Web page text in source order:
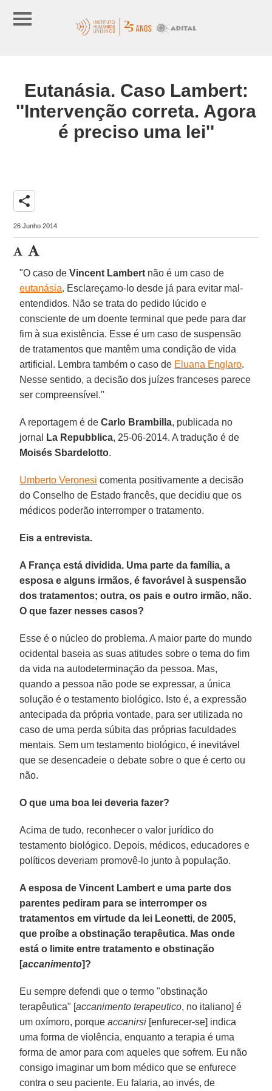
Eutanásia. Caso Lambert:
''Intervenção correta. Agora
é preciso uma lei''
share
26 Junho 2014
"O caso deVincent Lambert não é um caso de
eutanásia. Esclareçamo-lo desde já para evitar mal-
entendidos. Não se trata do pedido lúcido e
consciente de um doente terminal que pede para dar
fim à sua existência. Esse é um caso de suspensão
de tratamentos que mantêm uma condição de vida
artificial. Lembra também o caso de Eluana Englaro.
Nesse sentido, a decisão dos juízes franceses parece
ser compreensível."
A reportagem é deCarlo Brambilla, publicada no
jornal
La Repubblica, 25-06-2014. A tradução é de
Moisés Sbardelotto.
Umberto Veronesi comenta positivamente a decisão
do Conselho de Estado francês, que decidiu que os
médicos poderão interromper o tratamento.
Eis a entrevista.
A França está dividida. Uma parte da família, a
esposa e alguns irmãos, é favorável à suspensão
dos tratamentos; outra, os pais e outro irmão, não.
O que fazer nesses casos?
Esse é o núcleo do problema. A maior parte do mundo
ocidental baseia as suas atitudes sobre o tema do fim
da vida na autodeterminação da pessoa. Mas,
quando a pessoa não pode se expressar, a única
solução é o testamento biológico. Isto é, a expressão
antecipada da própria vontade, para ser utilizada no
caso de uma perda súbita das próprias faculdades
mentais. Sem um testamento biológico, é inevitável
que se desencadeie o debate sobre o que é certo ou
não.
O que uma boa lei deveria fazer?
Acima de tudo, reconhecer o valor jurídico do
testamento biológico. Depois, médicos, educadores e
políticos deveriam promovê-lo junto à população.
A esposa de Vincent Lambert e uma parte dos
parentes pediram para se interromper os
tratamentos em virtude da lei Leonetti, de 2005,
que proíbe a obstinação terapêutica. Mas onde
está o limite entre tratamento e obstinação
[accanimento]?
Eu sempre defendi que o termo "obstinação
terapêutica" [accanimento terapeutico, no italiano] é
um oxímoro, porqueaccanirsi [enfurecer-se] indica
uma forma de violência, enquanto a terapia é uma
forma de amor para com aqueles que sofrem. Eu não
consigo imaginar um bom médico que se enfurece
contra o seu paciente. Eu falaria, ao invés, de